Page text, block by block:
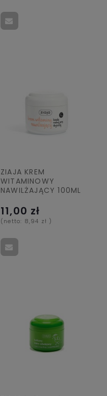
ZIAJA KREM
WITAMINOWY
NAWILŻAJĄCY 100ML
11,00 zł
(netto: 8,94 zł )